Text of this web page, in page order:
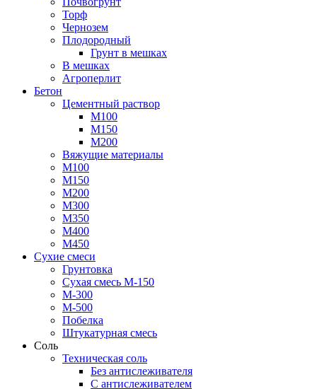
Торф
Чернозем
Плодородный
Грунт в мешках
В мешках
Агроперлит
Бетон
Цементный раствор
М100
М150
М200
Вяжущие материалы
М100
М150
М200
М300
М350
М400
М450
Сухие смеси
Грунтовка
Сухая смесь М-150
М-300
М-500
Побелка
Штукатурная смесь
Соль
Техническая соль
Без антислеживателя
С антислеживателем